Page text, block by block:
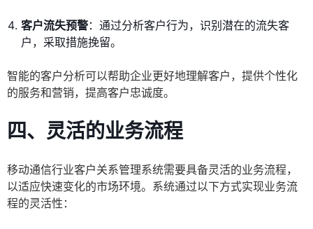
客户流失预警：通过分析客户行为，识别潜在的流失客
户，采取措施挽留。
智能的客户分析可以帮助企业更好地理解客户，提供个性化
的服务和营销，提高客户忠诚度。
四、灵活的业务流程
移动通信行业客户关系管理系统需要具备灵活的业务流程，
以适应快速变化的市场环境。系统通过以下方式实现业务流
程的灵活性：